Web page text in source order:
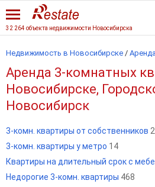
32 264 объекта недвижимости Новосибирска
Недвижимость в Новосибирске /
Аренда 3-комнатных
Новосибирске,
Новосибирск
3-комн. квартиры от собственников
3-комн. квартиры у метро 14
Квартиры на длительный срок с
Недорогие 3-комн. квартиры 468